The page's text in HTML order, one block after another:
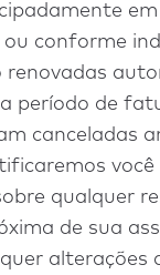
ou conforme
renovadas
período de
canceladas
você
qualquer
de sua
alterações